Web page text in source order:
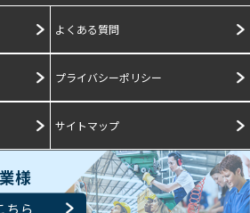
よくある質問
プライバシーポリシー
サイトマップ
様
ちら